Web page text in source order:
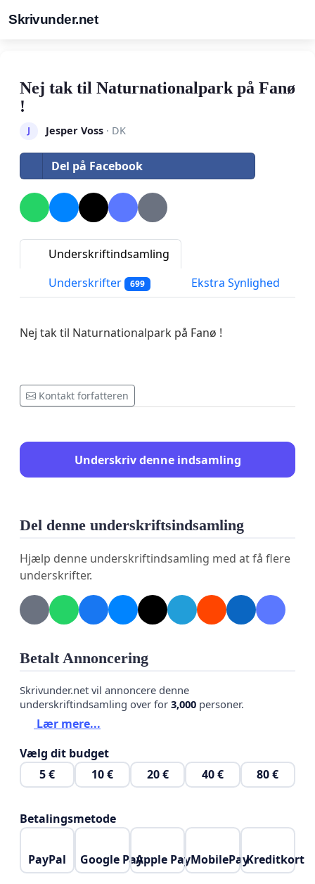
Skrivunder.net
Nej tak til Naturnationalpark på Fanø
!
J Jesper Voss· DK
Del på Facebook
Underskriftindsamling
Underskrifter
699 Ekstra Synlighed
Nej tak til Naturnationalpark på Fanø !
Kontakt forfatteren
Underskriv denne indsamling
Del denne underskriftsindsamling
Hjælp denne underskriftindsamling med at få flere
underskrifter.
Betalt Annoncering
Skrivunder.net vil annoncere denne
underskriftindsamling over for 3,000 personer.
Lær mere...
Vælg dit budget
5 €
10 € 20 € 40 € 80 €
Betalingsmetode
PayPal Google PayApple PayMobilePayKreditkort